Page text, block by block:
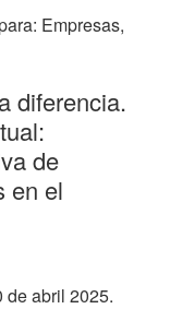
Empresas,
diferencia.
de
en el
de abril 2025.